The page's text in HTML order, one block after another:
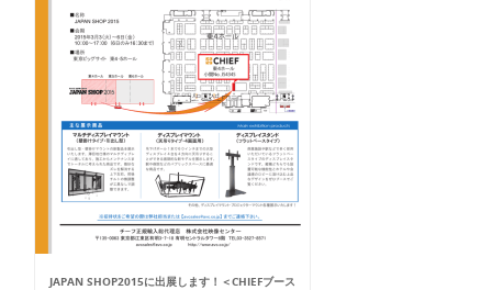
JAPAN SHOP2015に出展します！＜CHIEFブース